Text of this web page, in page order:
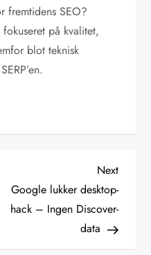
fremtidens SEO?
på kvalitet,
blot teknisk
Next
Post
Next
Google lukker desktop-
hack – Ingen Discover-
data